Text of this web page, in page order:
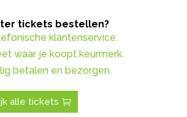
tickets bestellen?
klantenservice.
waar je koopt keurmerk.
betalen en bezorgen.
alle tickets